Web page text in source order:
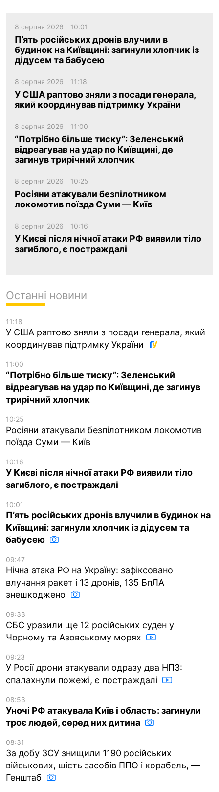
8 серпня 2026 10:01
П’ять російських дронів влучили в
будинок на Київщині: загинули хлопчик із
дідусем та бабусею
8 серпня 2026 11:18
У США раптово зняли з посади генерала,
який координував підтримку України
8 серпня 2026 11:00
“Потрібно більше тиску”: Зеленський
відреагував на удар по Київщині, де
загинув трирічний хлопчик
8 серпня 2026 10:25
Росіяни атакували безпілотником
локомотив поїзда Суми — Київ
8 серпня 2026 10:16
У Києві після нічної атаки РФ виявили тіло
загиблого, є постраждалі
Останні новини
11:18
У США раптово зняли з посади генерала, який
координував підтримку України
11:00
“Потрібно більше тиску”: Зеленський
відреагував на удар по Київщині, де загинув
трирічний хлопчик
10:25
Росіяни атакували безпілотником локомотив
поїзда Суми — Київ
10:16
У Києві після нічної атаки РФ виявили тіло
загиблого, є постраждалі
10:01
П’ять російських дронів влучили в будинок на
Київщині: загинули хлопчик із дідусем та
бабусею
09:47
Нічна атака РФ на Україну: зафіксовано
влучання ракет і 13 дронів, 135 БпЛА
знешкоджено
09:33
СБС уразили ще 12 російських суден у
Чорному та Азовському морях
09:23
У Росії дрони атакували одразу два НПЗ:
спалахнули пожежі, є постраждалі
08:53
Уночі РФ атакувала Київ і область: загинули
троє людей, серед них дитина
08:31
За добу ЗСУ знищили 1190 російських
військових, шість засобів ППО і корабель, —
Генштаб